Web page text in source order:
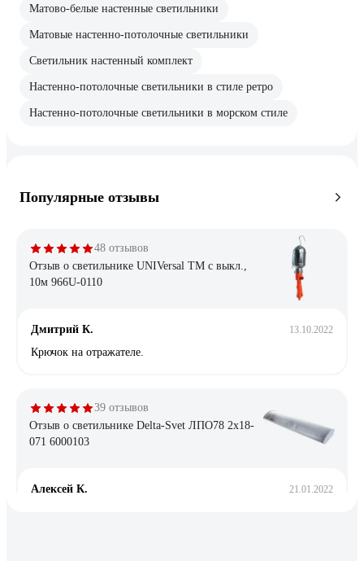
Матово-белые настенные светильники
Матовые настенно-потолочные светильники
Светильник настенный комплект
Настенно-потолочные светильники в стиле ретро
Настенно-потолочные светильники в морском стиле
Популярные отзывы
48 отзывов
Отзыв о светильнике UNIVersal ТМ c выкл.,
10м 966U-0110
Дмитрий К. 13.10.2022
Крючок на отражателе.
39 отзывов
Отзыв о светильнике Delta-Svet ЛПО78 2х18-
071 6000103
Алексей К. 21.01.2022